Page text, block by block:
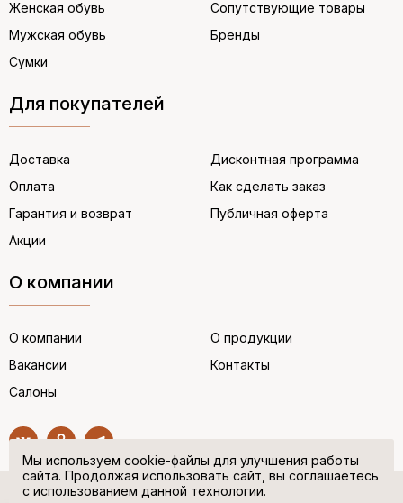
Женская обувь
Мужская обувь
Сумки
Сопутствующие товары
Бренды
Для покупателей
Доставка
Оплата
Гарантия и возврат
Акции
Дисконтная программа
Как сделать заказ
Публичная оферта
О компании
О компании
Вакансии
Салоны
О продукции
Контакты
© “НЕМЕЦКАЯ ОБУВЬ” 2017. Все права защищены.
Мы используем cookie-файлы для улучшения работы
сайта. Продолжая использовать сайт, вы соглашаетесь
с использованием данной технологии.